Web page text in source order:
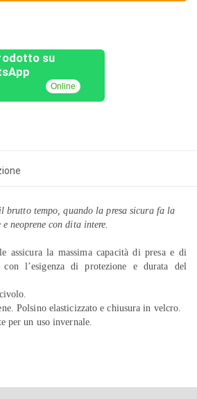
su
Online
brutto tempo, quando la presa sicura fa la
neoprene con dita intere.
assicura la massima capacità di presa e di
l’esigenza di protezione e durata del
Polsino elasticizzato e chiusura in velcro.
per un uso invernale.